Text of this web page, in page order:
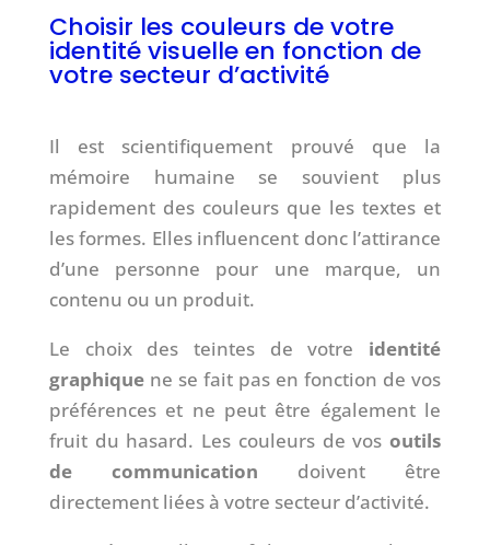
Choisir les couleurs de votre
identité visuelle en fonction de
votre secteur d’activité
Il est scientifiquement prouvé que la
mémoire humaine se souvient plus
rapidement des couleurs que les textes et
les formes. Elles influencent donc l’attirance
d’une personne pour une marque, un
contenu ou un produit.
Le choix des teintes de votre identité
graphiquene se fait pas en fonction de vos
préférences et ne peut être également le
fruit du hasard. Les couleurs de vosoutils
de communication doivent être
directement liées à votre secteur d’activité.